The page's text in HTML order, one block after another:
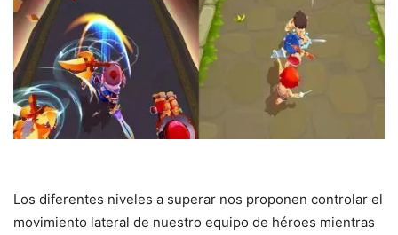
Los diferentes niveles a superar nos proponen controlar el
movimiento lateral de nuestro equipo de héroes mientras